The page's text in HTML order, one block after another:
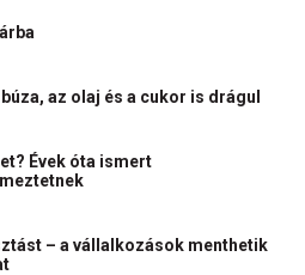
az olaj és a cukor is drágul
Évek óta ismert
– a vállalkozások menthetik